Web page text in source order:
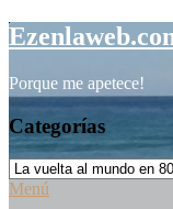
Saltar
al
Porque me apetece!
Categorías
Categorías
Menú